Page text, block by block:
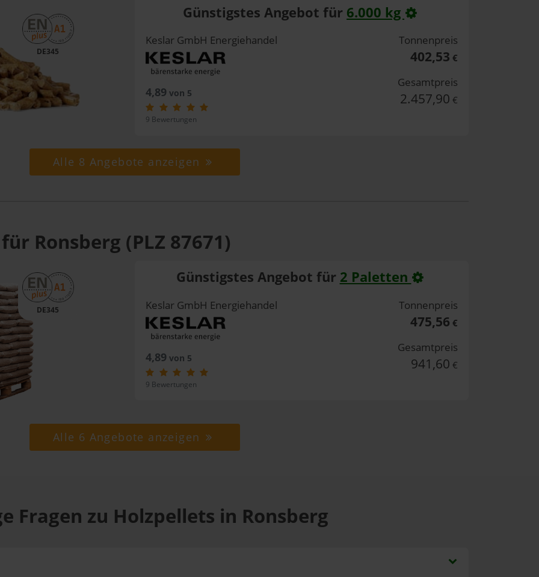
DE345
Günstigstes Angebot für 6.000 kg
Keslar GmbH Energiehandel
4,89von 5
9 Bewertungen
Tonnenpreis
402,53 €
Gesamtpreis
2.457,90 €
Alle 8 Angebote anzeigen
Ronsberg (PLZ 87671)
DE345
Günstigstes Angebot für 2 Paletten
Keslar GmbH Energiehandel
4,89von 5
9 Bewertungen
Tonnenpreis
475,56 €
Gesamtpreis
941,60 €
Alle 6 Angebote anzeigen
Fragen zu Holzpellets in Ronsberg